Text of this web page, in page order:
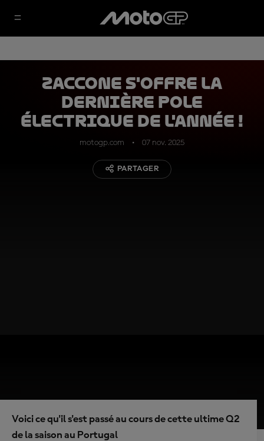
Zaccone s'offre la
dernière pole
électrique de l'année !
motogp.com 07 nov. 2025
PARTAGER
Voici ce qu'il s'est passé au cours de cette ultime Q2
de la saison au Portugal